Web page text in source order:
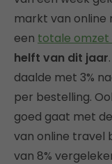
markt van online
een totale omzet
helft van dit jaar
daalde met 3%
per bestelling.
goed gaat met
van online travel
van 8%